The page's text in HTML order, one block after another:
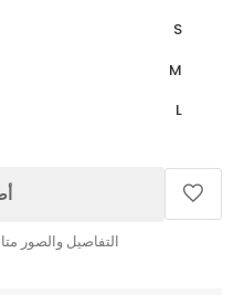
S
M
L
التفاصيل والصور